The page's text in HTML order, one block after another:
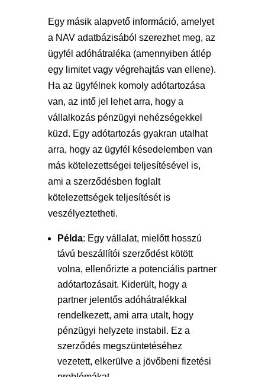
Egy másik alapvető információ, amelyet
a NAV adatbázisából szerezhet meg, az
ügyfél adóhátraléka (amennyiben átlép
egy limitet vagy végrehajtás van ellene).
Ha az ügyfélnek komoly adótartozása
van, az intő jel lehet arra, hogy a
vállalkozás pénzügyi nehézségekkel
küzd. Egy adótartozás gyakran utalhat
arra, hogy az ügyfél késedelemben van
más kötelezettségei teljesítésével is,
ami a szerződésben foglalt
kötelezettségek teljesítését is
veszélyeztetheti.
Példa: Egy vállalat, mielőtt hosszú
távú beszállítói szerződést kötött
volna, ellenőrizte a potenciális partner
adótartozásait. Kiderült, hogy a
partner jelentős adóhátralékkal
rendelkezett, ami arra utalt, hogy
pénzügyi helyzete instabil. Ez a
szerződés megszüntetéséhez
vezetett, elkerülve a jövőbeni fizetési